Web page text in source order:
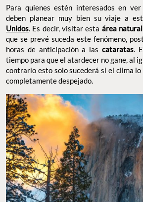
Para quienes estén interesados en
deben planear muy bien su viaje a
Unidos. Es decir, visitar esta área
que se prevé suceda este fenómeno,
horas de anticipación a las cataratas.
tiempo para que el atardecer no gane, al
contrario esto solo sucederá si el clima
completamente despejado.